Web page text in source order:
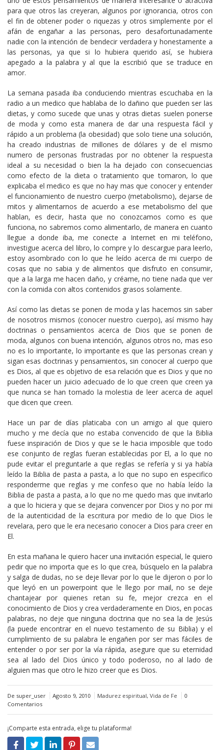
para que otros las creyeran, algunos por ignorancia, otros con
el fin de obtener poder o riquezas y otros simplemente por el
afán de engañar a las personas, pero desafortunadamente
nadie con la intención de bendecir verdadera y honestamente a
las personas, ya que si lo hubiera querido así, se hubiera
apegado a la palabra y al que la escribió que se traduce en
amor.
La semana pasada iba conduciendo mientras escuchaba en la
radio a un medico que hablaba de lo dañino que pueden ser las
dietas, y como sucede que unas y otras dietas suelen ponerse
de moda y como esta manera de dar una respuesta fácil y
rápido a un problema (la obesidad) que solo tiene una solución,
ha creado industrias de millones de dólares y de el mismo
numero de personas frustradas por no obtener la respuesta
ideal a su necesidad o bien la ha dejado con consecuencias
como efecto de la dieta o tratamiento que tomaron, lo que
explicaba el medico es que no hay mas que conocer y entender
el funcionamiento de nuestro cuerpo (metabolismo), dejarse de
mitos y alimentarnos de acuerdo a ese metabolismo del que
hablan, es decir, hasta que no conozcamos como es que
funciona, no sabremos como alimentarlo, de manera en cuanto
llegue a donde iba, me conecte a Internet en mi teléfono,
investigue acerca del libro, lo compre y lo descargue para leerlo,
estoy asombrado con lo que he leído acerca de mi cuerpo de
cosas que no sabia y de alimentos que disfruto en consumir,
que a la larga me hacen daño, y créame, no tiene nada que ver
con la comida con altos contenidos grasos solamente.
Así como las dietas se ponen de moda y las hacemos sin saber
de nosotros mismos (conocer nuestro cuerpo), así mismo hay
doctrinas o pensamientos acerca de Dios que se ponen de
moda, algunos con buena intención, algunos otros no, mas eso
no es lo importante, lo importante es que las personas crean y
sigan esas doctrinas y pensamientos, sin conocer al cuerpo que
es Dios, al que es objetivo de esa relación que es Dios y que no
pueden hacer un juicio adecuado de lo que creen que creen ya
que nunca se han tomado la molestia de leer acerca de aquel
que dicen que creen.
Hace un par de días platicaba con un amigo al que quiero
mucho y me decía que no estaba convencido de que la Biblia
fuese inspiración de Dios y que se le hacia imposible que todo
ese conjunto de reglas fueran establecidas por El, a lo que no
pude evitar el preguntarle a que reglas se refería y si ya había
leído la Biblia de pasta a pasta, a lo que no supo en especifico
responderme que reglas y me confeso que no había leído la
Biblia de pasta a pasta, a lo que no me quedo mas que invitarlo
a que lo hiciera y que se dejara convencer por Dios y no por mi
de la autenticidad de la escritura por medio de lo que Dios le
revelara, pero que le era necesario conocer a Dios para creer en
El.
En esta mañana le quiero hacer una invitación especial, le quiero
pedir que no importa que es lo que crea, búsquelo en la palabra
y salga de dudas, no se deje llevar por lo que le dijeron o por lo
que leyó en un powerpoint que le llego por mail, no se deje
chantajear por quienes retan su fe, mejor crezca en el
conocimiento de Dios y crea verdaderamente en Dios, en pocas
palabras, no deje que ninguna doctrina que no sea la de Jesús
(la puede encontrar en el nuevo testamento de su Biblia) y el
cumplimiento de su palabra le engañen por ser mas fáciles de
entender o por ser por la vía rápida, asegure que su eternidad
sea al lado del Dios único y todo poderoso, no al lado de
alguien mas que otro le hizo creer que es Dios.
De super_user Agosto 9, 2010 Madurez espiritual, Vida de Fe
0
Comentarios
¡Comparte esta entrada, elige tu plataforma!